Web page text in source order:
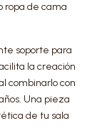
ropa de cama
soporte para
la creación
combinarlo con
Una pieza
de tu sala